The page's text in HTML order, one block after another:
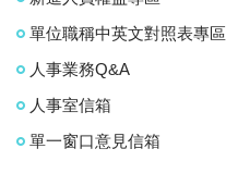
單位職稱中英文對照表專區
人事業務Q&A
人事室信箱
單一窗口意見信箱